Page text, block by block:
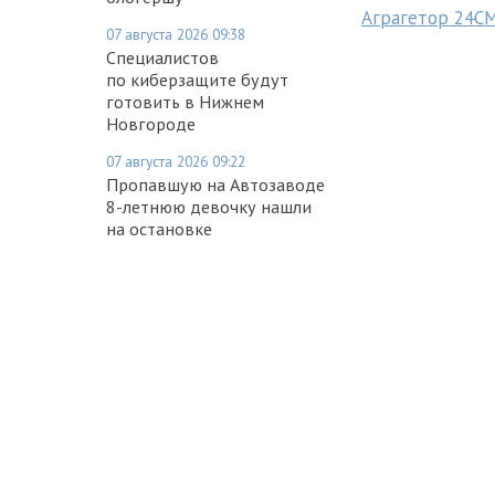
07 августа 2026 09:38
Специалистов
по киберзащите будут
готовить в Нижнем
Новгороде
07 августа 2026 09:22
Пропавшую на Автозаводе
8-летнюю девочку нашли
на остановке
Аграгетор